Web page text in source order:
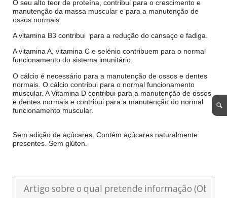
O seu alto teor de proteína, contribui para o crescimento e
manutenção da massa muscular e para a manutenção de
ossos normais.
A vitamina B3 contribui para a redução do cansaço e fadiga.
A vitamina A, vitamina C e selénio contribuem para o normal
funcionamento do sistema imunitário.
O cálcio é necessário para a manutenção de ossos e dentes
normais. O cálcio contribui para o normal funcionamento
muscular. A Vitamina D contribui para a manutenção de ossos
e dentes normais e contribui para a manutenção do normal
funcionamento muscular.
Sem adição de açúcares. Contém açúcares naturalmente
presentes. Sem glúten.